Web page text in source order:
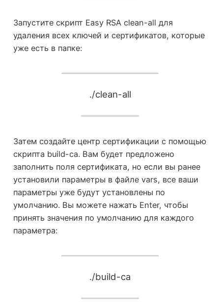
Запустите скрипт Easy RSA clean-all для
удаления всех ключей и сертификатов, которые
уже есть в папке:
./clean-all
Затем создайте центр сертификации с помощью
скрипта build-ca. Вам будет предложено
заполнить поля сертификата, но если вы ранее
установили параметры в файле vars, все ваши
параметры уже будут установлены по
умолчанию. Вы можете нажать Enter, чтобы
принять значения по умолчанию для каждого
параметра:
./build-ca